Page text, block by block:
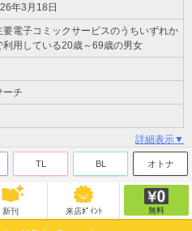
年3月18日
要電子コミックサービスのうちいずれか
利用している20歳～69歳の男女
ーチ
詳細表示▼
TL BL オトナ
新刊 来店ﾎﾟｲﾝﾄ 無料